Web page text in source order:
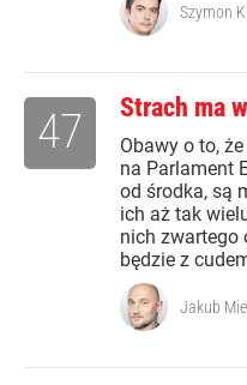
Szymon
Strach ma
Obawy o to,
na Parlament
od środka, są
ich aż tak
nich zwartego
będzie z
47
Jakub